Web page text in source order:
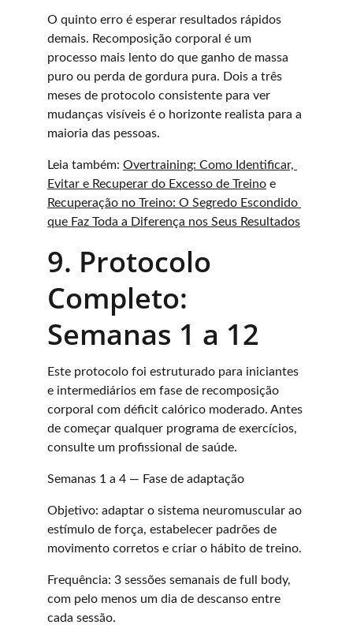
O quinto erro é esperar resultados rápidos
demais. Recomposição corporal é um
processo mais lento do que ganho de massa
puro ou perda de gordura pura. Dois a três
meses de protocolo consistente para ver
mudanças visíveis é o horizonte realista para a
maioria das pessoas.
Leia também: Overtraining: Como Identificar,
Evitar e Recuperar do Excesso de Treino e
Recuperação no Treino: O Segredo Escondido
que Faz Toda a Diferença nos Seus Resultados
9. Protocolo
Completo:
Semanas 1 a 12
Este protocolo foi estruturado para iniciantes
e intermediários em fase de recomposição
corporal com déficit calórico moderado. Antes
de começar qualquer programa de exercícios,
consulte um profissional de saúde.
Semanas 1 a 4 — Fase de adaptação
Objetivo: adaptar o sistema neuromuscular ao
estímulo de força, estabelecer padrões de
movimento corretos e criar o hábito de treino.
Frequência: 3 sessões semanais de full body,
com pelo menos um dia de descanso entre
cada sessão.